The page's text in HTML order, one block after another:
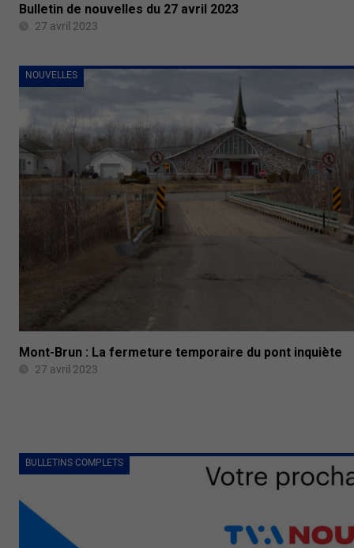
Bulletin de nouvelles du 27 avril 2023
27 avril 2023
NOUVELLES
Mont-Brun : La fermeture temporaire du pont inquiète
27 avril 2023
BULLETINS COMPLETS